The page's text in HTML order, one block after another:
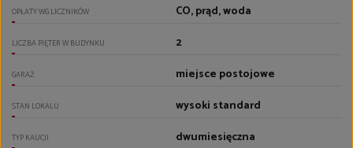
OPŁATY WG LICZNIKÓW CO, prąd, woda
LICZBA PIĘTER W BUDYNKU 2
GARAŻ miejsce postojowe
STAN LOKALU wysoki standard
TYP KAUCJI dwumiesięczna